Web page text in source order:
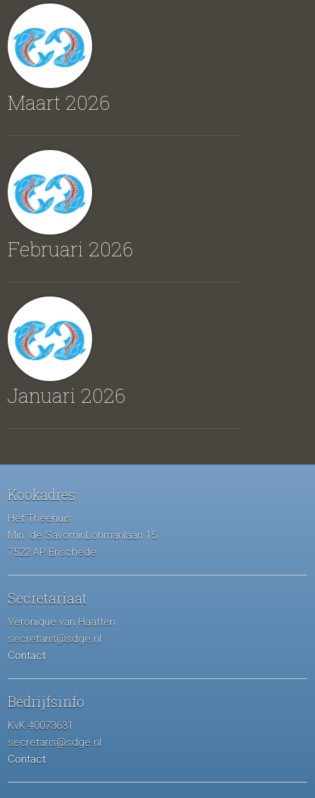
Maart 2026
Februari 2026
Januari 2026
Kookadres
Het Theehuis
Min. de SavorninLohmanlaan 15
7522 AP Enschede
Secretariaat
Veronique van Haaften
secretaris@sdge.nl
Contact
Bedrijfsinfo
KvK 40073631
secretaris@sdge.nl
Contact